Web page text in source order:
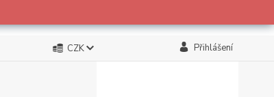
CZK Přihlášení